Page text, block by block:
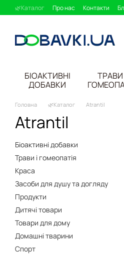
Перейти до основного контенту
🌿Каталог Про нас Контакти
БІОАКТИВНІ
ДОБАВКИ
ТРАВИ
Головна 🌿Каталог Atrantil
Atrantil
Біоактивні добавки
Трави і гомеопатія
Краса
Засоби для душу та догляду
Продукти
Дитячі товари
Товари для дому
Домашні тварини
Спорт